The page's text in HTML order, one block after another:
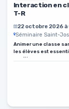
Interaction en
T-R
22 octobre 2026
Séminaire Saint-
Animer une classe
les élèves est
positive.